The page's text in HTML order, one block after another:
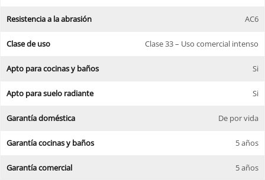
Resistencia a la abrasión AC6
Clase de uso Clase 33 – Uso comercial intenso
Apto para cocinas y baños Si
Apto para suelo radiante Si
Garantía doméstica De por vida
Garantía cocinas y baños 5 años
Garantía comercial 5 años